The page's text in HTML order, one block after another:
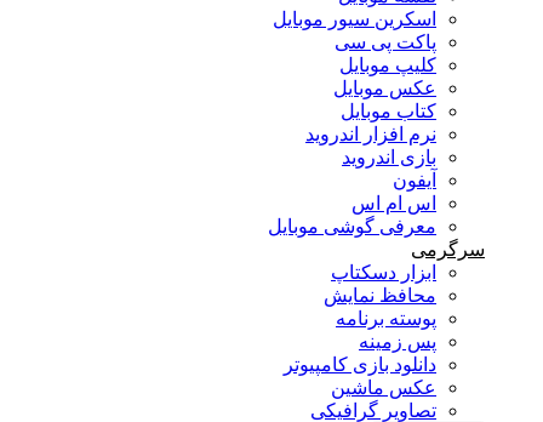
اسکرین سیور موبایل
پاکت پی سی
کلیپ موبایل
عکس موبایل
کتاب موبایل
نرم افزار اندروید
بازی اندروید
آیفون
اس ام اس
معرفی گوشی موبایل
سرگرمی
ابزار دسکتاپ
محافظ نمایش
پوسته برنامه
پس زمینه
دانلود بازی کامپیوتر
عکس ماشین
تصاویر گرافیکی